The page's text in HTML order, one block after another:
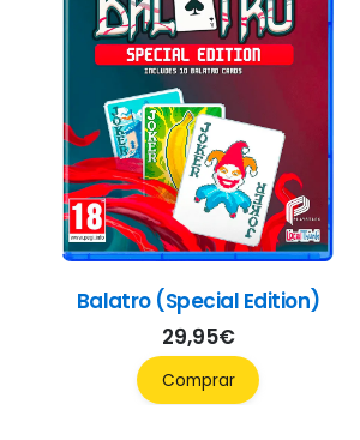
Balatro (Special Edition)
29,95€
Comprar